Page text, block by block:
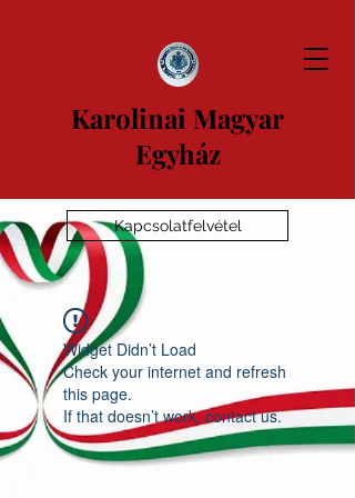
Karolinai Magyar
Egyház
Kapcsolatfelvétel
Widget Didn’t Load
Check your internet and refresh
this page.
If that doesn’t work, contact us.